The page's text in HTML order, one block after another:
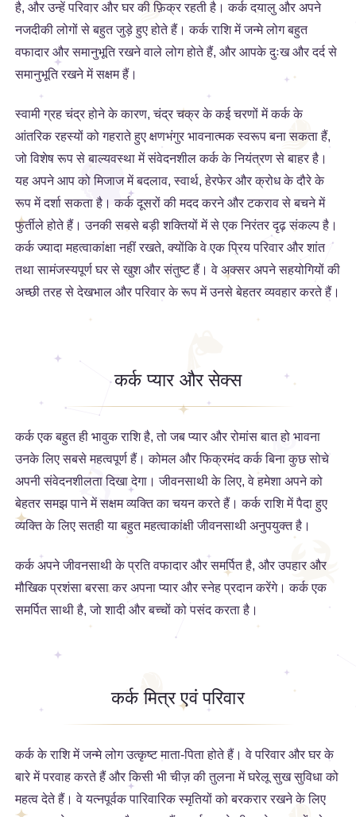
है, और उन्हें परिवार और घर की फ़िक्र रहती है। कर्क दयालु और अपने
नजदीकी लोगों से बहुत जुड़े हुए होते हैं। कर्क राशि में जन्मे लोग बहुत
वफादार और समानुभूति रखने वाले लोग होते हैं, और आपके दुःख और दर्द से
समानुभूति रखने में सक्षम हैं।
स्वामी ग्रह चंद्र होने के कारण, चंद्र चक्र के कई चरणों में कर्क के
आंतरिक रहस्यों को गहराते हुए क्षणभंगुर भावनात्मक स्वरूप बना सकता हैं,
जो विशेष रूप से बाल्यवस्था में संवेदनशील कर्क के नियंत्रण से बाहर है।
यह अपने आप को मिजाज में बदलाव, स्वार्थ, हेरफेर और क्रोध के दौरे के
रूप में दर्शा सकता है। कर्क दूसरों की मदद करने और टकराव से बचने में
फुर्तीले होते हैं। उनकी सबसे बड़ी शक्तियों में से एक निरंतर दृढ़ संकल्प है।
कर्क ज्यादा महत्वाकांक्षा नहीं रखते, क्योंकि वे एक प्रिय परिवार और शांत
तथा सामंजस्यपूर्ण घर से खुश और संतुष्ट हैं। वे अक्सर अपने सहयोगियों की
अच्छी तरह से देखभाल और परिवार के रूप में उनसे बेहतर व्यवहार करते हैं।
कर्क प्यार और सेक्स
कर्क एक बहुत ही भावुक राशि है, तो जब प्यार और रोमांस बात हो भावना
उनके लिए सबसे महत्वपूर्ण हैं। कोमल और फिक्रमंद कर्क बिना कुछ सोचे
अपनी संवेदनशीलता दिखा देगा। जीवनसाथी के लिए, वे हमेशा अपने को
बेहतर समझ पाने में सक्षम व्यक्ति का चयन करते हैं। कर्क राशि में पैदा हुए
व्यक्ति के लिए सतही या बहुत महत्वाकांक्षी जीवनसाथी अनुपयुक्त है।
कर्क अपने जीवनसाथी के प्रति वफादार और समर्पित है, और उपहार और
मौखिक प्रशंसा बरसा कर अपना प्यार और स्नेह प्रदान करेंगे। कर्क एक
समर्पित साथी है, जो शादी और बच्चों को पसंद करता है।
कर्क मित्र एवं परिवार
कर्क के राशि में जन्मे लोग उत्कृष्ट माता-पिता होते हैं। वे परिवार और घर के
बारे में परवाह करते हैं और किसी भी चीज़ की तुलना में घरेलू सुख सुविधा को
महत्व देते हैं। वे यत्नपूर्वक पारिवारिक स्मृतियों को बरकरार रखने के लिए